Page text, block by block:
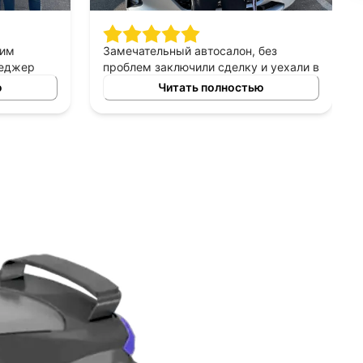
авто
Замечательный автосалон, без
проблем заключили сделку и уехали в
этот же день на новой машине.
Рекомендую!
Читать полностью